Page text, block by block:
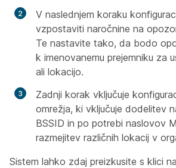
V naslednjem koraku
vzpostaviti naročnine na
Te nastavite tako, da bodo
k imenovanemu prejemniku za
ali lokacijo.
Zadnji korak vključuje
omrežja, ki vključuje dodelitev
BSSID in po potrebi naslovov
razmejitev različnih lokacij v
Sistem lahko zdaj preizkusite s klici